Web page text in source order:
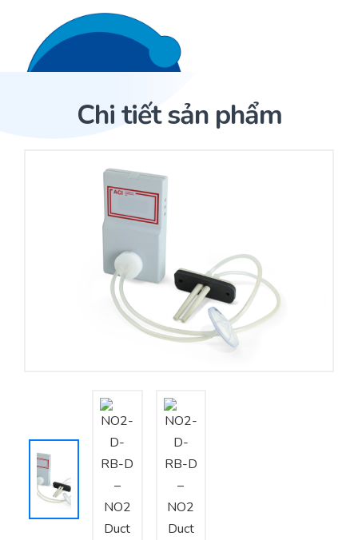
Trang Chủ
Cảm biến ACI
Nhà phân phối cảm biến
Nhà sản xuất thiết bị điều khiển
Cung cấp giải pháp quản lý cho toà nhà (BMS)
Tư vấn – Thiết kế – Cung cấp thiết bị HVAC
Tư vấn thiết kế, thi công tủ điều khiển
Thi công – Lắp đặt hệ thống HVAC
Chi tiết sản phẩm